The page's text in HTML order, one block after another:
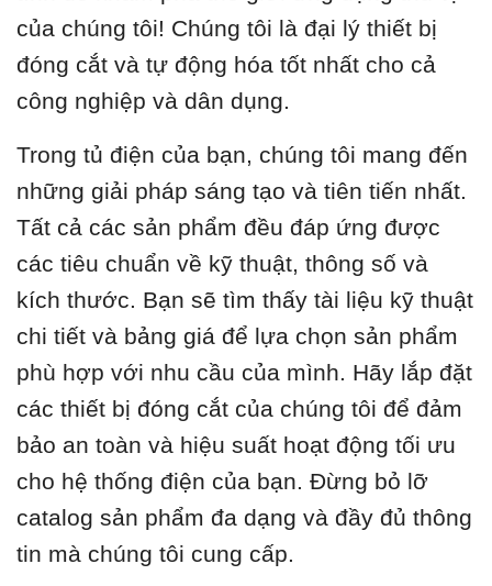
của chúng tôi! Chúng tôi là đại lý thiết bị
đóng cắt và tự động hóa tốt nhất cho cả
công nghiệp và dân dụng.
Trong tủ điện của bạn, chúng tôi mang đến
những giải pháp sáng tạo và tiên tiến nhất.
Tất cả các sản phẩm đều đáp ứng được
các tiêu chuẩn về kỹ thuật, thông số và
kích thước. Bạn sẽ tìm thấy tài liệu kỹ thuật
chi tiết và bảng giá để lựa chọn sản phẩm
phù hợp với nhu cầu của mình. Hãy lắp đặt
các thiết bị đóng cắt của chúng tôi để đảm
bảo an toàn và hiệu suất hoạt động tối ưu
cho hệ thống điện của bạn. Đừng bỏ lỡ
catalog sản phẩm đa dạng và đầy đủ thông
tin mà chúng tôi cung cấp.